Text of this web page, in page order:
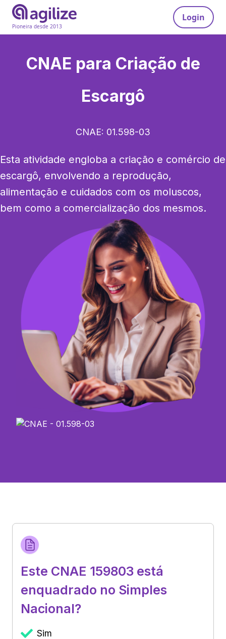
Pioneira desde 2013
Login
CNAE para Criação de
Escargô
CNAE: 01.598-03
Esta atividade engloba a criação e comércio de
escargô, envolvendo a reprodução,
alimentação e cuidados com os moluscos,
bem como a comercialização dos mesmos.
Este CNAE 159803 está
enquadrado no Simples
Nacional?
Sim